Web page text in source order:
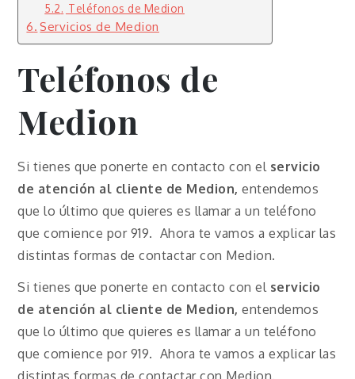
Teléfonos de Medion
Servicios de Medion
Teléfonos de
Medion
Si tienes que ponerte en contacto con el servicio
de atención al cliente de Medion, entendemos
que lo último que quieres es llamar a un teléfono
que comience por 919. Ahora te vamos a explicar las
distintas formas de contactar con Medion.
Si tienes que ponerte en contacto con el servicio
de atención al cliente de Medion, entendemos
que lo último que quieres es llamar a un teléfono
que comience por 919. Ahora te vamos a explicar las